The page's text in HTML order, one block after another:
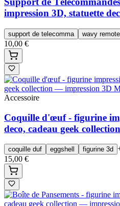
impression 3D, statuette
support de telecomma wavy
10,00 €
Accessoire
Coquille d'œuf - figurine
deco, cadeau geek collection
coquille duf eggshell figurine 3d
15,00 €